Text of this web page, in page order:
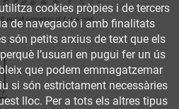
cookies pròpies i de tercers
de navegació i amb finalitats
són petits arxius de text que els
l’usuari en pugui fer un ús
que podem emmagatzemar
si són estrictament necessàries
lloc. Per a tots els altres tipus